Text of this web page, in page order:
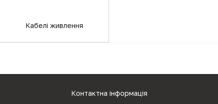
Кабелі живлення
Контактна інформація